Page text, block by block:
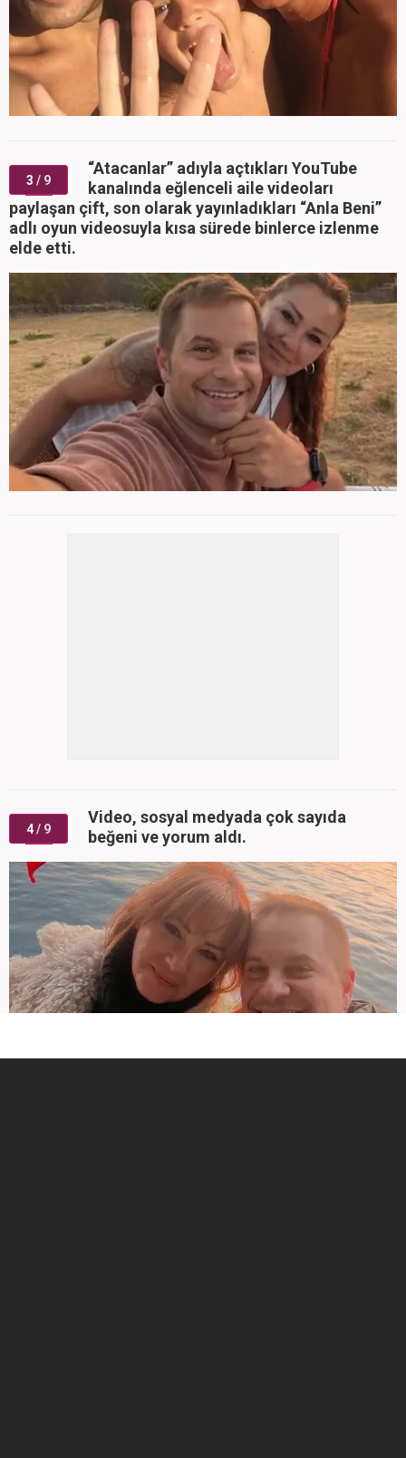
3 / 9
“Atacanlar” adıyla açtıkları YouTube
kanalında eğlenceli aile videoları
paylaşan çift, son olarak yayınladıkları “Anla Beni”
adlı oyun videosuyla kısa sürede binlerce izlenme
elde etti.